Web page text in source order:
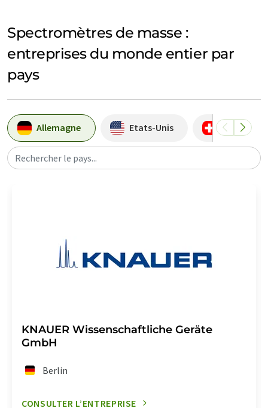
Spectromètres de masse :
entreprises du monde entier par
pays
Allemagne Etats-Unis Suisse
Rechercher le pays...
KNAUER Wissenschaftliche Geräte
GmbH
Berlin
CONSULTER L’ENTREPRISE